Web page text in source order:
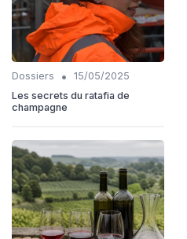
Dossiers •
15/05/2025
Les secrets du ratafia de
champagne